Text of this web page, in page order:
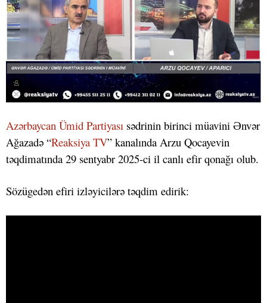
Azərbaycan Ümid Partiyası sədrinin birinci müavini Ənvər
Ağazadə “Reaksiya TV” kanalında Arzu Qocayevin
təqdimatında 29 sentyabr 2025-ci il canlı efir qonağı olub.
Sözügedən efiri izləyicilərə təqdim edirik: